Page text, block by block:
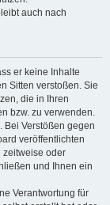
auch nach
er keine Inhalte
Sitten verstoßen. Sie
die in Ihren
bzw. zu verwenden.
Bei Verstößen gegen
veröffentlichten
zeitweise oder
und Ihnen ein
Verantwortung für